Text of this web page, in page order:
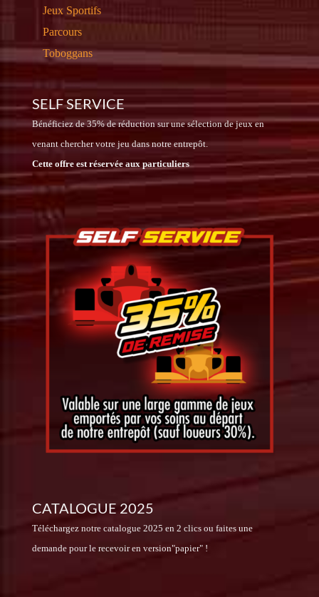
Jeux Sportifs
Parcours
Toboggans
SELF SERVICE
Bénéficiez de 35% de réduction sur une sélection de jeux en
venant chercher votre jeu dans notre entrepôt.
Cette offre est réservée aux particuliers
CATALOGUE 2025
Téléchargez notre catalogue 2025 en 2 clics ou faites une
demande pour le recevoir en version"papier" !